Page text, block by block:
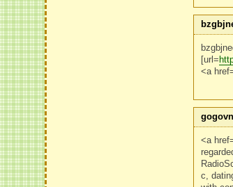
[url=
<a
<a
c,